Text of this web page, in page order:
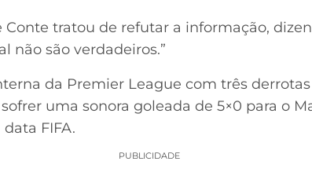
tratou de refutar a informação,
não são verdadeiros.”
da Premier League com três
uma sonora goleada de 5×0 para o
FIFA.
PUBLICIDADE